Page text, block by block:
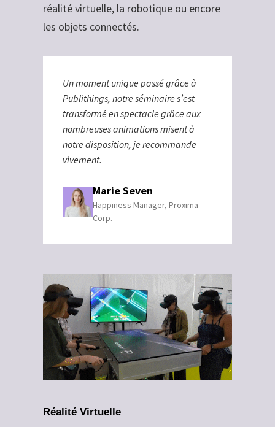
réalité virtuelle, la robotique ou encore
les objets connectés.
Un moment unique passé grâce à
Publithings, notre séminaire s’est
transformé en spectacle grâce aux
nombreuses animations misent à
notre disposition, je recommande
vivement.
Marie Seven
Happiness Manager, Proxima
Corp.
Réalité Virtuelle